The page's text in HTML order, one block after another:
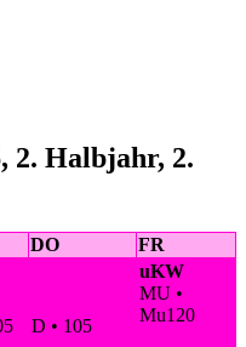
2. Halbjahr, 2.
DO FR
D • 105
uKW
MU •
Mu120